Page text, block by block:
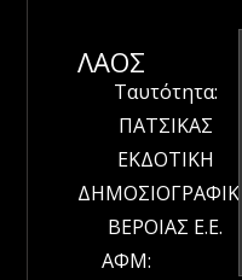
ΛΑΟΣ
Ταυτότητα:
ΠΑΤΣΙΚΑΣ
ΕΚΔΟΤΙΚΗ
ΔΗΜΟΣΙΟΓΡΑΦΙΚΗ
ΒΕΡΟΙΑΣ Ε.Ε.
ΑΦΜ: